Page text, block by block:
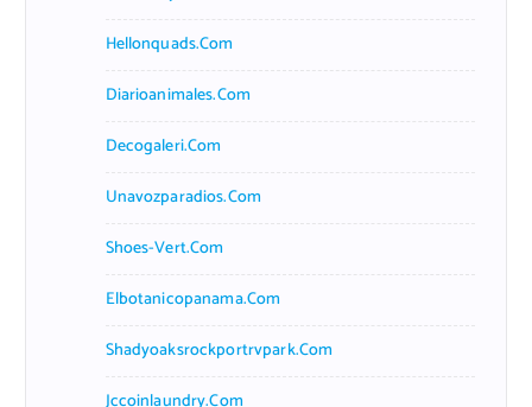
Hellonquads.com
Diarioanimales.com
Decogaleri.com
Unavozparadios.com
Shoes-Vert.com
Elbotanicopanama.com
Shadyoaksrockportrvpark.com
Jccoinlaundry.com